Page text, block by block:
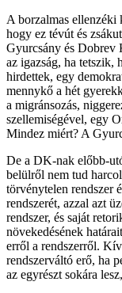
A borzalmas ellenzéki
hogy ez tévút és
Gyurcsány és Dobrev
az igazság, ha tetszik,
hirdettek, egy
mennykő a hét
a migránsozás,
szellemiségével, egy
Mindez miért? A
De a DK-nak előbb-
belülről nem tud
törvénytelen rendszer
rendszerét, azzal azt
rendszer, és saját
növekedésének
erről a rendszerről.
rendszerváltó erő, ha
az egyrészt sokára